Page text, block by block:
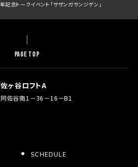
記念トークイベント「サザンガサンジゲン」
ヶ谷ロフトA
佐谷南1－36－16－B1
SCHEDULE
PAGE TOP